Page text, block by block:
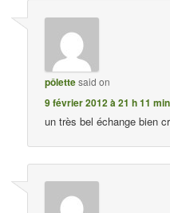
pôlettesaid on
9 février 2012 à 21 h 11 min
un très bel échange bien